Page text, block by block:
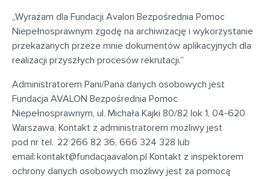
„Wyrażam dla Fundacji Avalon Bezpośrednia Pomoc
Niepełnosprawnym zgodę na archiwizację i wykorzystanie
przekazanych przeze mnie dokumentów aplikacyjnych dla
realizacji przyszłych procesów rekrutacji.”
Administratorem Pani/Pana danych osobowych jest
Fundacja AVALON Bezpośrednia Pomoc
Niepełnosprawnym, ul. Michała Kajki 80/82 lok 1, 04-620
Warszawa. Kontakt z administratorem możliwy jest
pod nr tel. 22 266 82 36, 666 324 328 lub
email:kontakt@fundacjaavalon.pl Kontakt z inspektorem
ochrony danych osobowych możliwy jest za pomocą